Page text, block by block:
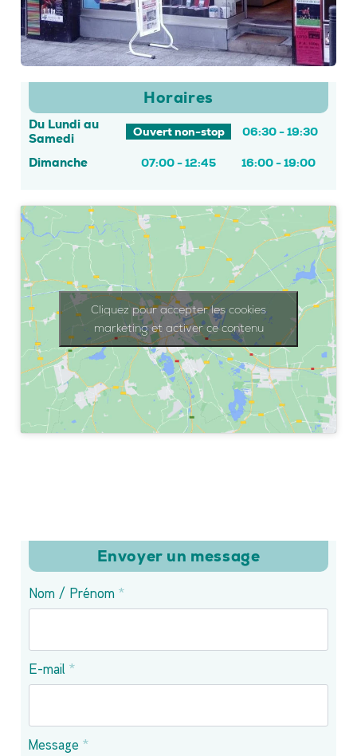
Horaires
Du Lundi au
Samedi
Ouvert non-stop 06:30 - 19:30
Dimanche 07:00 - 12:45 16:00 - 19:00
Cliquez pour accepter les cookies
marketing et activer ce contenu
Envoyer un message
Nom / Prénom *
E-mail *
Message *